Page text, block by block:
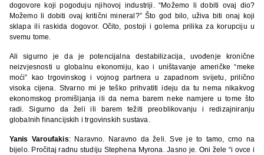
dogovore koji pogoduju njihovoj industriji. “Možemo li dobiti ovaj dio?
Možemo li dobiti ovaj kritični mineral?” Što god bilo, uživa biti onaj koji
sklapa ili raskida dogovor. Očito, postoji i golema prilika za korupciju u
svemu tome.
Ali sigurno je da je potencijalna destabilizacija, uvođenje kronične
neizvjesnosti u globalnu ekonomiju, kao i uništavanje američke “meke
moći” kao trgovinskog i vojnog partnera u zapadnom svijetu, prilično
visoka cijena. Stvarno mi je teško prihvatiti ideju da tu nema nikakvog
ekonomskog promišljanja ili da nema barem neke namjere u tome što
radi. Sigurno da želi ili barem težiti preoblikovanju i redizajniranju
globalnih financijskih i trgovinskih sustava.
Yanis Varoufakis: Naravno. Naravno da želi. Sve je to tamo, crno na
bijelo. Pročitaj radnu studiju Stephena Myrona. Jasno je. Oni žele “i ovce i